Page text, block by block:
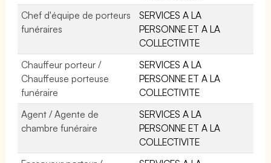
Chef d'équipe de porteurs
funéraires
SERVICES A LA
PERSONNE ET A LA
COLLECTIVITE
Chauffeur porteur /
Chauffeuse porteuse
funéraire
SERVICES A LA
PERSONNE ET A LA
COLLECTIVITE
Agent / Agente de
chambre funéraire
SERVICES A LA
PERSONNE ET A LA
COLLECTIVITE